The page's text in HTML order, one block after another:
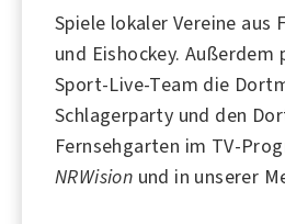
Spiele lokaler Vereine aus
und Eishockey. Außerdem
Sport-Live-Team die
Schlagerparty und den
Fernsehgarten im TV-
NRWision und in unserer